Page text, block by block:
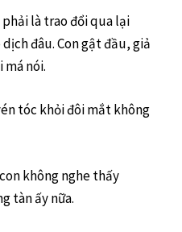
là trao đổi qua lại
đâu. Con gật đầu, giả
nói.
tóc khỏi đôi mắt không
không nghe thấy
tàn ấy nữa.